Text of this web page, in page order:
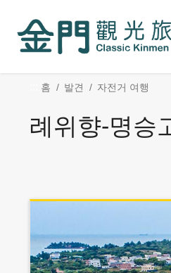
섹
홈 발견 자전거 여행
례위향-명승
Social
Block